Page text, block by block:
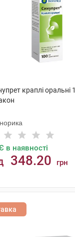
краплі оральні
в наявності
348.20 грн